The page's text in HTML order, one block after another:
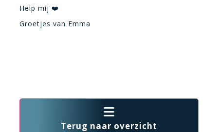
Help mij ❤️
Groetjes van Emma
Terug naar overzicht